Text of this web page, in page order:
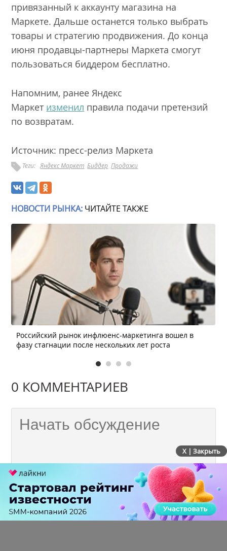
привязанный к аккаунту магазина на
Маркете. Дальше останется только выбрать
товары и стратегию продвижения. До конца
июня продавцы-партнеры Маркета смогут
пользоваться биддером бесплатно.
Напомним, ранее Яндекс
Маркет изменил правила подачи претензий
по возвратам.
Источник: пресс-релиз Маркета
Теги: Яндекс Маркет Биддер Продажи
НОВОСТИ РЫНКА: ЧИТАЙТЕ ТАКЖЕ
Российский рынок инфлюенс-маркетинга вошел в
фазу стагнации после нескольких лет роста
0 КОММЕНТАРИЕВ
X | Закрыть